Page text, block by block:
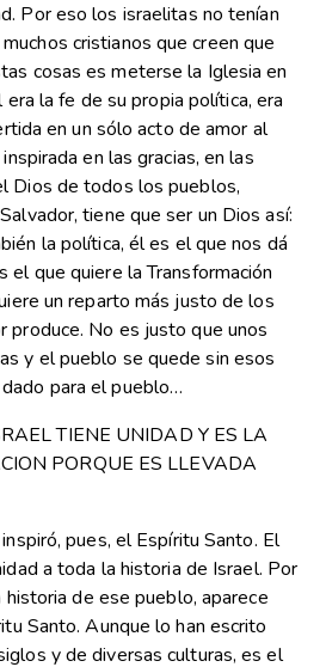
Por eso los israelitas no tenían
cristianos que creen que
cosas es meterse la Iglesia en
la fe de su propia política, era
en un sólo acto de amor al
en las gracias, en las
Dios de todos los pueblos,
tiene que ser un Dios así:
la política, él es el que nos dá
el que quiere la Transformación
un reparto más justo de los
produce. No es justo que unos
y el pueblo se quede sin esos
para el pueblo…
TIENE UNIDAD Y ES LA
PORQUE ES LLEVADA
pues, el Espíritu Santo. El
a toda la historia de Israel. Por
de ese pueblo, aparece
Santo. Aunque lo han escrito
y de diversas culturas, es el